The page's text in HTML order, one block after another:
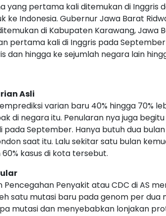
yang pertama kali ditemukan di Inggris
ke Indonesia. Gubernur Jawa Barat
di Kabupaten Karawang, Jawa
pertama kali di Inggris pada September
dan hingga ke sejumlah negara lain
Asli
varian baru 40% hingga 70%
di negara itu. Penularan nya juga begitu
September. Hanya butuh dua
saat itu. Lalu sekitar satu bulan
kasus di kota tersebut.
Pencegahan Penyakit atau CDC di AS
satu mutasi baru pada genom per dua
mutasi dan menyebabkan lonjakan